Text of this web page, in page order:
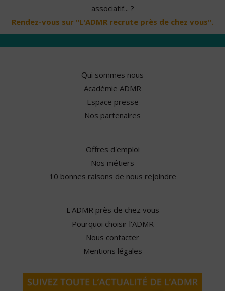
associatif... ?
Rendez-vous sur "L'ADMR recrute près de chez vous".
Qui sommes nous
Académie ADMR
Espace presse
Nos partenaires
Offres d'emploi
Nos métiers
10 bonnes raisons de nous rejoindre
L'ADMR près de chez vous
Pourquoi choisir l'ADMR
Nous contacter
Mentions légales